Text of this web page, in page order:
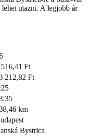
utazni. A legjobb ár
Ft
212,82 Ft
km
Bystrica